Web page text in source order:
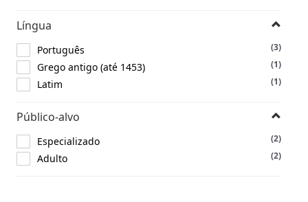
Língua
(3)
Português
(1)
Grego antigo (até 1453)
(1)
Latim
Público-alvo
(2)
Especializado
(2)
Adulto